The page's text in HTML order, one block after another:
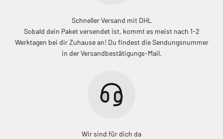
Schneller Versand mit DHL
Sobald dein Paket versendet ist, kommt es meist nach 1-2
Werktagen bei dir Zuhause an! Du findest die Sendungsnummer
in der Versandbestätigungs-Mail.
Wir sind für dich da